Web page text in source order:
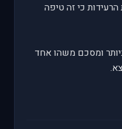
כי זה טיפה
ומסכם משהו אחד